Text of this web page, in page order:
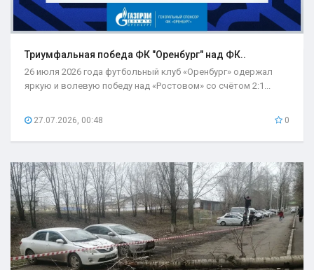
Триумфальная победа ФК "Оренбург" над ФК..
26 июля 2026 года футбольный клуб «Оренбург» одержал
яркую и волевую победу над «Ростовом» со счётом 2:1...
27.07.2026, 00:48 0